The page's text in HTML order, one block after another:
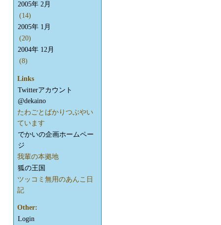
2005年 2月
(14)
2005年 1月
(20)
2004年 12月
(8)
Links
Twitterアカウント
@dekaino
たわごとばかりつぶやい
ています
でかいの企画ホームペー
ジ
我輩の本拠地
狐の王国
ツッコミ無用のあんこ日
記
Other:
Login